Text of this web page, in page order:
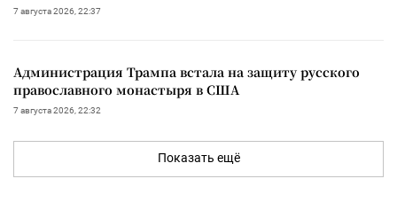
7 августа 2026, 22:37
Администрация Трампа встала на защиту русского
православного монастыря в США
7 августа 2026, 22:32
Показать ещё